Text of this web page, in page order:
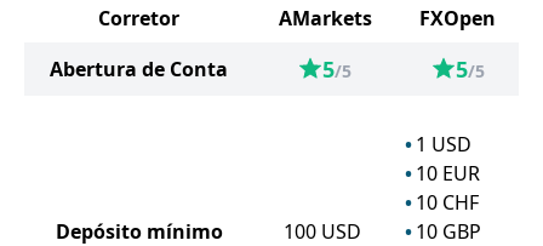
Corretor AMarkets
FXOpen
Abertura de Conta
5/5 5/5
Depósito mínimo 100 USD
1 USD
10 EUR
10 CHF
10 GBP